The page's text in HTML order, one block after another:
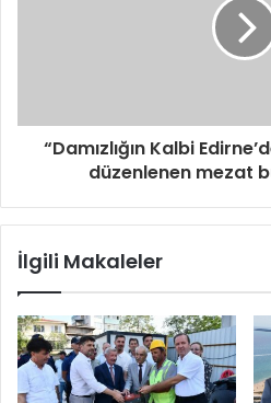
“Damızlığın Kalbi
düzenlenen mezat
İlgili Makaleler